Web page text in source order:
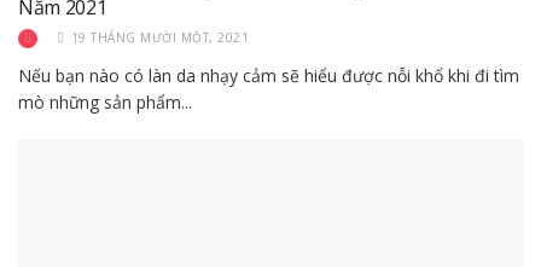
Năm 2021
19 THÁNG MƯỜI MỘT, 2021
Nếu bạn nào có làn da nhạy cảm sẽ hiểu được nỗi khổ khi đi tìm
mò những sản phẩm...